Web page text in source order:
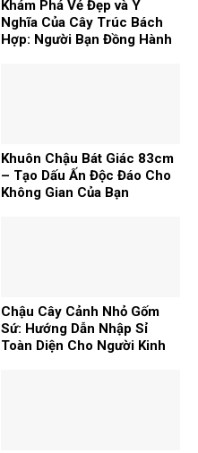
Khám Phá Vẻ Đẹp và Ý
Nghĩa Của Cây Trúc Bách
Hợp: Người Bạn Đồng Hành
Khuôn Chậu Bát Giác 83cm
– Tạo Dấu Ấn Độc Đáo Cho
Không Gian Của Bạn
Chậu Cây Cảnh Nhỏ Gốm
Sứ: Hướng Dẫn Nhập Sỉ
Toàn Diện Cho Người Kinh